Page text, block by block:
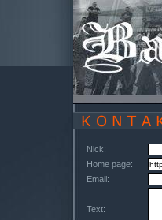
Nick:
Home page:
Email:
Text: